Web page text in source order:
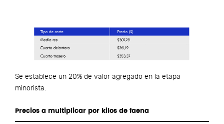
Se establece un 20% de valor agregado en la etapa
minorista.
Precios a multiplicar por kilos de faena